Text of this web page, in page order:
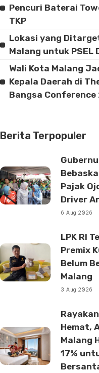
Pencuri Baterai
TKP
Lokasi yang
Malang untuk PSEL
Wali Kota Malang
Kepala Daerah di
Bangsa
Berita Terpopuler
Pajak
Driver
6 Aug 2026
LPK RI
Premix
Belum
Malang
3 Aug 2026
Hemat,
Malang
17%